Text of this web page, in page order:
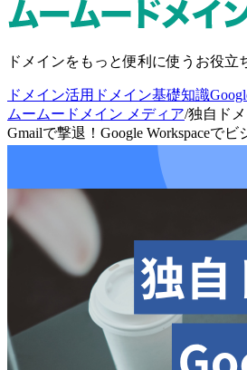
ドメインをもっと便利に使うお役立
ドメイン活用 ドメイン基礎知識
ムームードメイン メディア/独自ド
Gmailで撃退！Google Workspaceでビ